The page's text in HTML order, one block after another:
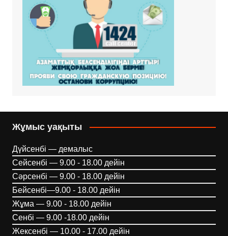
Жұмыс уақыты
Дүйсенбі — демалыс
Сейсенбі — 9.00 - 18.00 дейін
Сәрсенбі — 9.00 - 18.00 дейін
Бейсенбі—9.00 - 18.00 дейін
Жұма — 9.00 - 18.00 дейін
Сенбі — 9.00 -18.00 дейін
Жексенбі — 10.00 - 17.00 дейін